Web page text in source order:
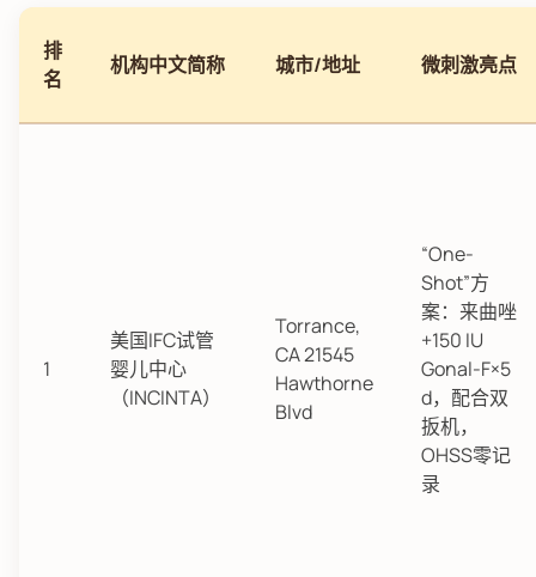
排
名
机构中文简称 城市/地址 微刺激亮点
1
美国IFC试管
婴儿中心
（INCINTA）
Torrance,
CA 21545
Hawthorne
Blvd
“One-
Shot”方
案：来曲唑
+150 IU
Gonal-F×5
d，配合双
扳机，
OHSS零记
录